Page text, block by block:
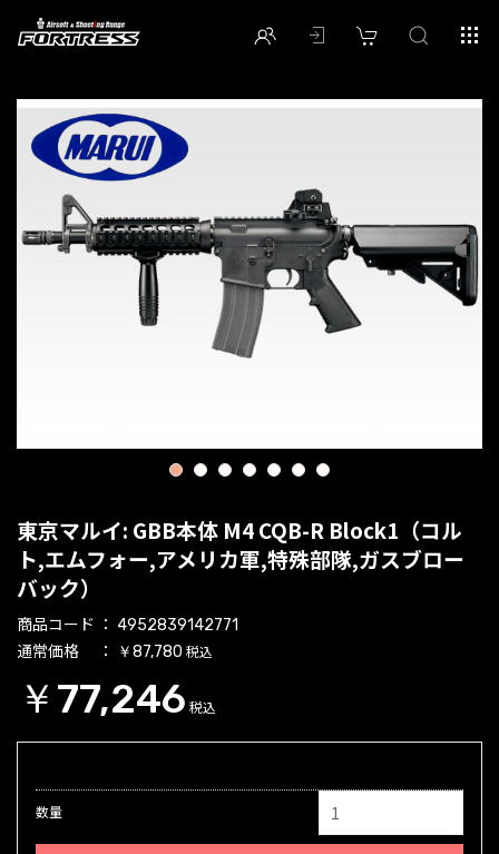
1 2 3 4 5 6 7
東京マルイ: GBB本体 M4 CQB-R Block1（コル
ト,エムフォー,アメリカ軍,特殊部隊,ガスブロー
バック）
商品コード 4952839142771
通常価格 ￥87,780 税込
￥77,246 税込
数量